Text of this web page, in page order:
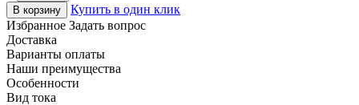
В корзину
Купить в один клик
Избранное Задать вопрос
Доставка
Варианты оплаты
Наши преимущества
Особенности
Вид тока